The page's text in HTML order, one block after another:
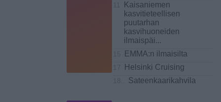
Kaisaniemen
kasvitieteellisen
puutarhan
kasvihuoneiden
ilmaispäi ...
EMMA:n ilmaisilta
Helsinki Cruising
Sateenkaarikahvila